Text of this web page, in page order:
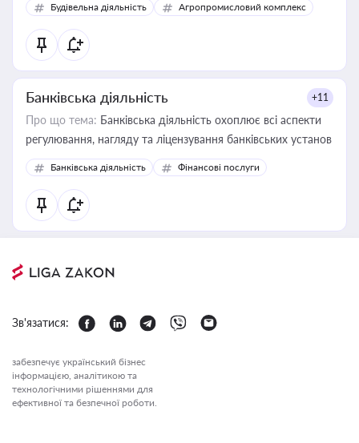
Будівельна діяльність Агропромисловий комплекс
Банківська діяльність +11
Про що тема: Банківська діяльність охоплює всі аспекти
регулювання, нагляду та ліцензування банківських установ
Банківська діяльність Фінансові послуги
Зв'язатися:
забезпечує український бізнес
інформацією, аналітикою та
технологічними рішеннями для
ефективної та безпечної роботи.